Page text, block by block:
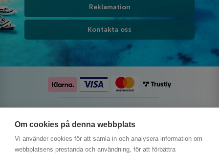
Om cookies på denna webbplats
Vi använder cookies för att samla in och analysera information om
webbplatsens prestanda och användning, för att förbättra
Reklamation
Kontakta oss